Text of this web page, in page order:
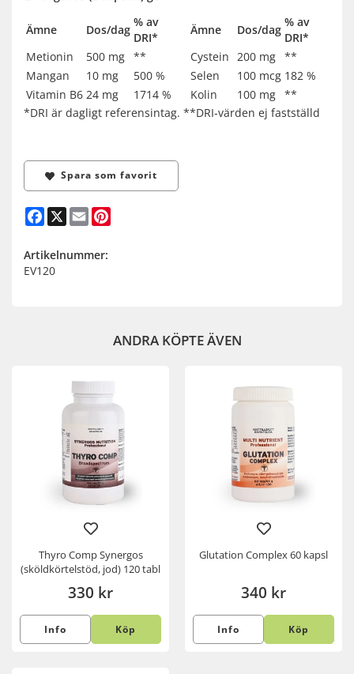
Ämne Dos/dag
% av
DRI*
Ämne Dos/dag
% av
DRI*
Metionin
500 mg ** Cystein 200 mg **
Mangan
10 mg 500 % Selen 100 mcg 182 %
Vitamin B6 24 mg 1714 % Kolin 100 mg **
*DRI är dagligt referensintag. **DRI-värden ej fastställd
Spara som favorit
Facebook
X Email
Artikelnummer:
EV120
ANDRA KÖPTE ÄVEN
Thyro Comp Synergos
(sköldkörtelstöd, jod) 120 tabl
330 kr
Info Köp
Glutation Complex 60 kapsl
340 kr
Info Köp